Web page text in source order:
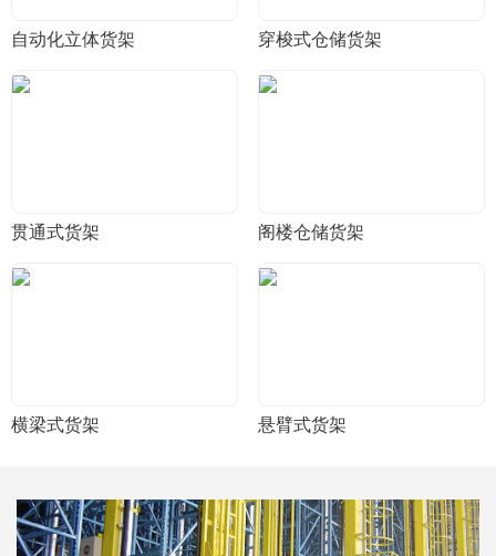
自动化立体货架 穿梭式仓储货架
贯通式货架 阁楼仓储货架
横梁式货架 悬臂式货架